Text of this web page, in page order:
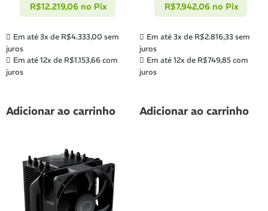
Em até 3x de R$4.333,00 sem
juros
Em até 12x de R$1.153,66com
juros
R$12.219,06 no Pix
Adicionar ao carrinho
Em até 3x de R$2.816,33sem
juros
Em até 12x de R$749,85com
juros
R$7.942,06 no Pix
Adicionar ao carrinho